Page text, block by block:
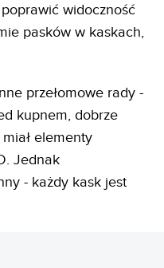
widoczność
pasków w kaskach,
przełomowe rady -
kupnem, dobrze
elementy
Jednak
- każdy kask jest